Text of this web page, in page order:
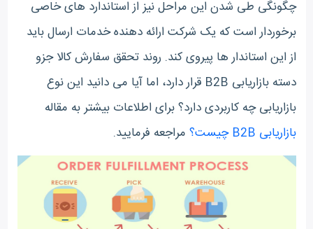
چگونگی طی شدن این مراحل نیز از استاندارد های خاصی
برخوردار است که یک شرکت ارائه دهنده خدمات ارسال باید
از این استاندار ها پیروی کند. روند تحقق سفارش کالا جزو
دسته بازاریابی B2B قرار دارد، اما آیا می دانید این نوع
بازاریابی چه کاربردی دارد؟ برای اطلاعات بیشتر به مقاله
بازاریابی B2B چیست؟
مراجعه فرمایید.